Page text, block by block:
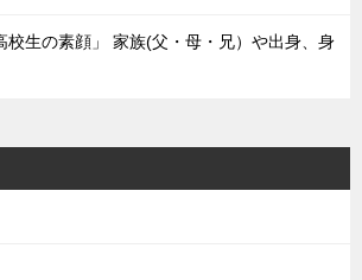
校生の素顔」 家族(父・母・兄）や出身、身